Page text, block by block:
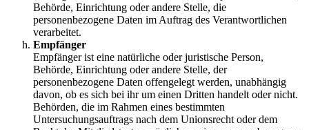
Behörde, Einrichtung oder andere Stelle, die
personenbezogene Daten im Auftrag des Verantwortlichen
verarbeitet.
Empfänger
Empfänger ist eine natürliche oder juristische Person,
Behörde, Einrichtung oder andere Stelle, der
personenbezogene Daten offengelegt werden, unabhängig
davon, ob es sich bei ihr um einen Dritten handelt oder nicht.
Behörden, die im Rahmen eines bestimmten
Untersuchungsauftrags nach dem Unionsrecht oder dem